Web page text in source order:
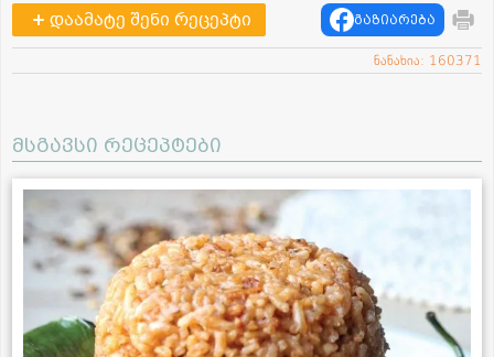
დაამატე შენი რეცეპტი გაზიარება
ნანახია: 160371
მსგავსი რეცეპტები